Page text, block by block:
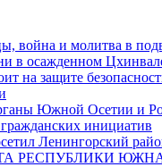
война и молитва в
в осажденном
на защите
Южной Осетии и
инициатив
Ленингорский
РЕСПУБЛИКИ